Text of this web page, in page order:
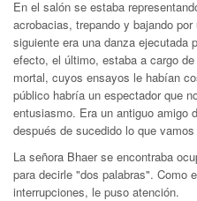
En el salón se estaba
acrobacias, trepando y bajando
siguiente era una danza ejecutada
efecto, el último, estaba a cargo
mortal, cuyos ensayos le habían
público habría un espectador que
entusiasmo. Era un antiguo amigo
después de sucedido lo que
La señora Bhaer se encontraba
para decirle "dos palabras". Como
interrupciones, le puso atención.